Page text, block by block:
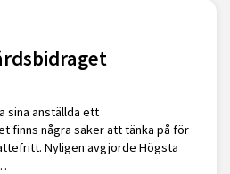
sina anställda ett
finns några saker att tänka på för
Nyligen avgjorde Högsta